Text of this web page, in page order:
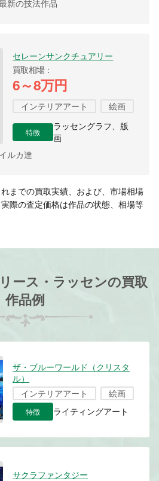
新の技法作品
セレーンサンクチュアリー
買取相場
6～8万円
インテリアアート 絵画
特徴
ラッセングラフ、版
画
ルカ達
までの買取実績、および、市場相場
際の査定価格は作品の状態、相場等
ース・ラッセンの買取
作品例
ザ・ブルーワールド（クリスタ
ル）
インテリアアート
絵画
特徴 ライティングアート
サクラファンタジー